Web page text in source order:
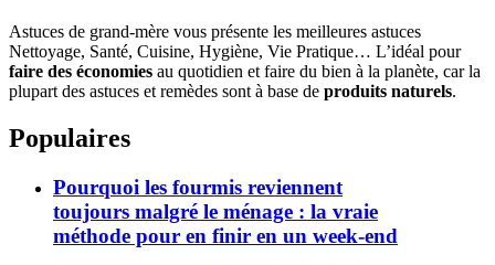
Astuces de grand-mère vous présente les meilleures astuces
Nettoyage, Santé, Cuisine, Hygiène, Vie Pratique… L’idéal pour
faire des économies au quotidien et faire du bien à la planète, car la
plupart des astuces et remèdes sont à base de produits naturels.
Populaires
Pourquoi les fourmis reviennent
toujours malgré le ménage : la vraie
méthode pour en finir en un week-end